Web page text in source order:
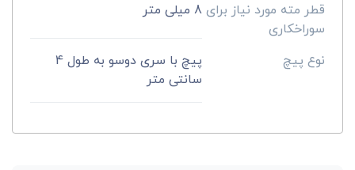
قطر مته مورد نیاز برای
سوراخکاری
8 میلی متر
نوع پیچ
پیچ با سری دوسو به طول 4
سانتی متر